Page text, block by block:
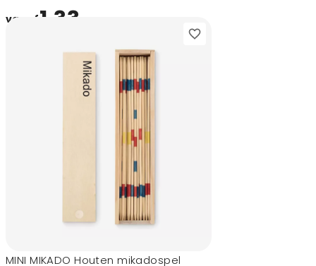
vanaf1,33
MINI MIKADO Houten mikadospel